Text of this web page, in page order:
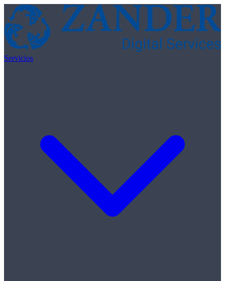
Skip to content
Servicios